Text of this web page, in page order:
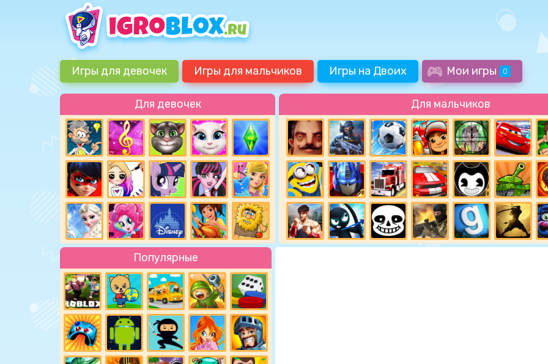
Игры для девочек Игры для мальчиков Игры на Двоих Мои игры 0
Для девочек Для мальчиков
Популярные